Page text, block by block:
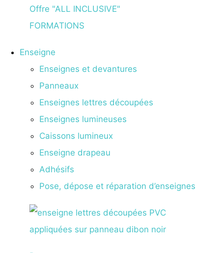
Offre "ALL INCLUSIVE"
FORMATIONS
Enseigne
Enseignes et devantures
Panneaux
Enseignes lettres découpées
Enseignes lumineuses
Caissons lumineux
Enseigne drapeau
Adhésifs
Pose, dépose et réparation d’enseignes